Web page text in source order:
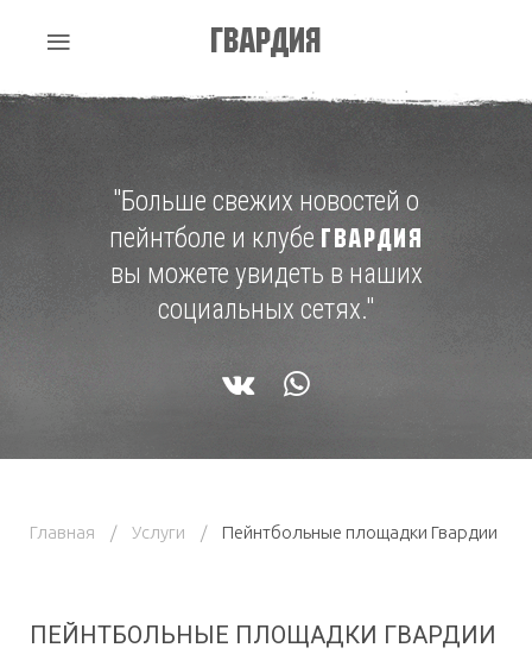
Гвардия
"Больше свежих новостей о
пейнтболе и клубе
ГВАРДИЯ
вы можете увидеть в наших
социальных сетях."
Главная Услуги Пейнтбольные площадки Гвардии
ПЕЙНТБОЛЬНЫЕ ПЛОЩАДКИ ГВАРДИИ